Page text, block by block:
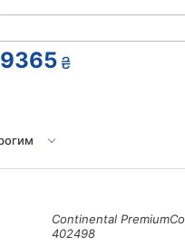
9365 ₴
Continental
402498